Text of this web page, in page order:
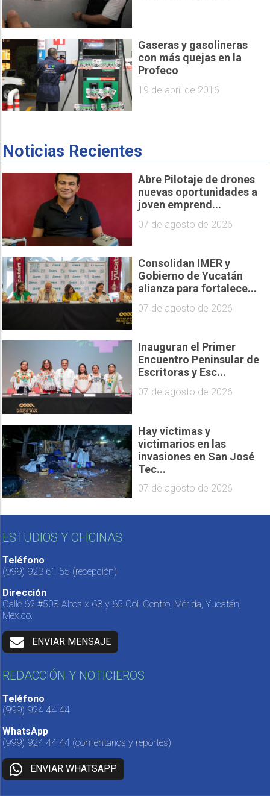
Gaseras y gasolineras
con más quejas en la
Profeco
19 de abril de 2016
Noticias Recientes
Abre Pilotaje de drones
nuevas oportunidades a
joven emprend...
07 de agosto de 2026
Consolidan IMER y
Gobierno de Yucatán
alianza para fortalece...
07 de agosto de 2026
Inauguran el Primer
Encuentro Peninsular de
Escritoras y Esc...
07 de agosto de 2026
Hay víctimas y
victimarios en las
invasiones en San José
Tec...
07 de agosto de 2026
ESTUDIOS Y OFICINAS
Teléfono
(999) 923 61 55 (recepción)
Dirección
Calle 62 #508 Altos x 63 y 65 Col. Centro, Mérida, Yucatán,
México.
ENVIAR MENSAJE
REDACCIÓN Y NOTICIEROS
Teléfono
(999) 924 44 44
WhatsApp
(999) 924 44 44 (comentarios y reportes)
ENVIAR WHATSAPP